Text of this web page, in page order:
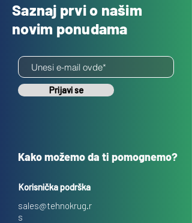
Saznaj prvi o našim
novim ponudama
Prijavi se
Kako možemo da ti pomognemo?
Korisnička podrška
sales@tehnokrug.r
s